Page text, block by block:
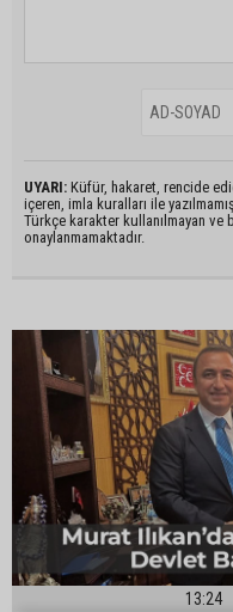
UYARI: Küfür, hakaret, rencide
içeren, imla kuralları ile
Türkçe karakter kullanılmayan ve
onaylanmamaktadır.
13:24